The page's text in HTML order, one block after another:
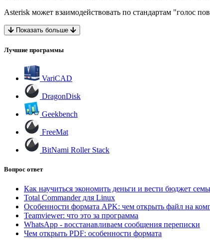
Asterisk может взаимодействовать по стандартам "голос
Показать больше
Лучшие программы
VariCAD
DragonDisk
Geekbench
FreeMat
BitNami Roller Stack
Вопрос ответ
Как научиться экономить деньги и вести бюджет
Total Commander для Linux
Особенности формата APK: чем открыть файл на
Teamviewer: что это за программа
WhatsApp - восстанавливаем сообщения переписки
Чем открыть PDF: особенности формата